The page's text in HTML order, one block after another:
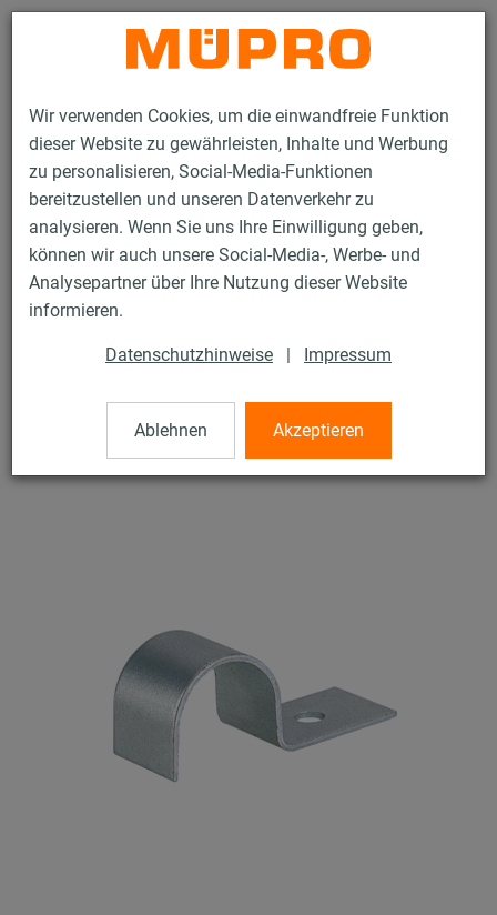
Wir verwenden Cookies, um die einwandfreie Funktion
dieser Website zu gewährleisten, Inhalte und Werbung
zu personalisieren, Social-Media-Funktionen
bereitzustellen und unseren Datenverkehr zu
analysieren. Wenn Sie uns Ihre Einwilligung geben,
können wir auch unsere Social-Media-, Werbe- und
Analysepartner über Ihre Nutzung dieser Website
informieren.
Datenschutzhinweise | Impressum
Ablehnen Akzeptieren
Kontakt
Produkte Befestigungstechnik Rohrschellen Rohrklammern
41 / 43
Rohrklammern
Rohrklammer einfach, 15-16 mm, verzinkt